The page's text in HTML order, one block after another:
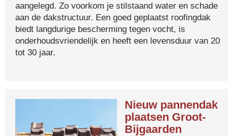
aangelegd. Zo voorkom je stilstaand water en schade
aan de dakstructuur. Een goed geplaatst roofingdak
biedt langdurige bescherming tegen vocht, is
onderhoudsvriendelijk en heeft een levensduur van 20
tot 30 jaar.
Nieuw pannendak
plaatsen Groot-
Bijgaarden